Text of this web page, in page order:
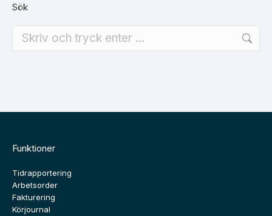
Sök
Funktioner
Tidrapportering
Arbetsorder
Fakturering
Körjournal